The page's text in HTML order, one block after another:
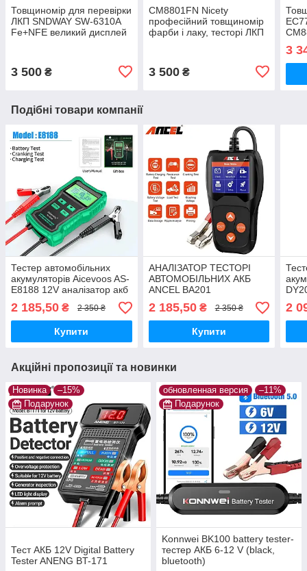
Товщиномір для перевірки
ЛКП SNDWAY SW-6310A
Fe+NFE великий дисплей
3 500 ₴
СМ8801FN Nicety
професійний товщиномір
фарби і лаку, тесторі ЛКП
3 500₴
3
Подібні товари компанії
Тестер автомобільних
акумуляторів Aicevoos AS-
E8188 12V аналізатор акб
(рос меню)
2 185,50 ₴ 2 350 ₴
Купити
АНАЛІЗАТОР ТЕСТОРІ
АВТОМОБІЛЬНИХ АКБ
ANCEL BA201
2 185,50₴ 2 350 ₴
Купити
2
Акційні пропозиції та новинки
Новинка
–15%
Подарунок
Тест АКБ 12V Digital Battery
Tester ANENG BT-171
обновленная версия
–11%
Подарунок
Konnwei BK100 battery tester-
тестер АКБ 6-12 V (black,
bluetooth)